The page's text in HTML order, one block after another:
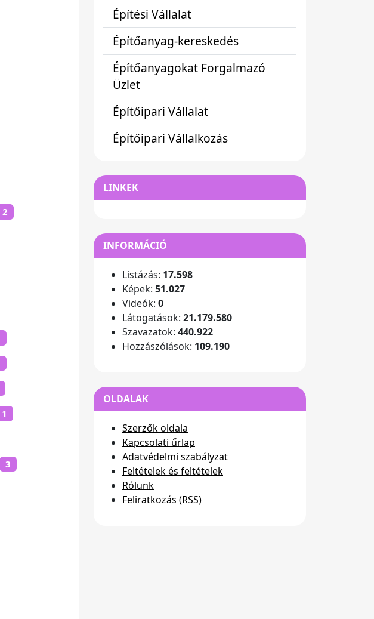
2
1
3
Építési Vállalat
Építőanyag-kereskedés
Építőanyagokat Forgalmazó
Üzlet
Építőipari Vállalat
Építőipari Vállalkozás
LINKEK
INFORMÁCIÓ
Listázás: 17.598
Képek: 51.027
Videók: 0
Látogatások: 21.179.580
Szavazatok: 440.922
Hozzászólások: 109.190
OLDALAK
Szerzők oldala
Kapcsolati űrlap
Adatvédelmi szabályzat
Feltételek és feltételek
Rólunk
Feliratkozás (RSS)